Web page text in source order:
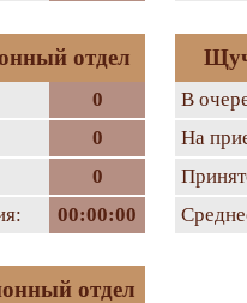
отдел
0
0
0
00:00:00
В
На
отдел